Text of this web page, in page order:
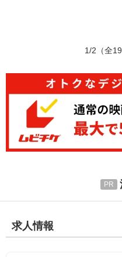
1/2 （全
求人情報